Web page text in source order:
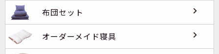
布団セット
オーダーメイド寝具